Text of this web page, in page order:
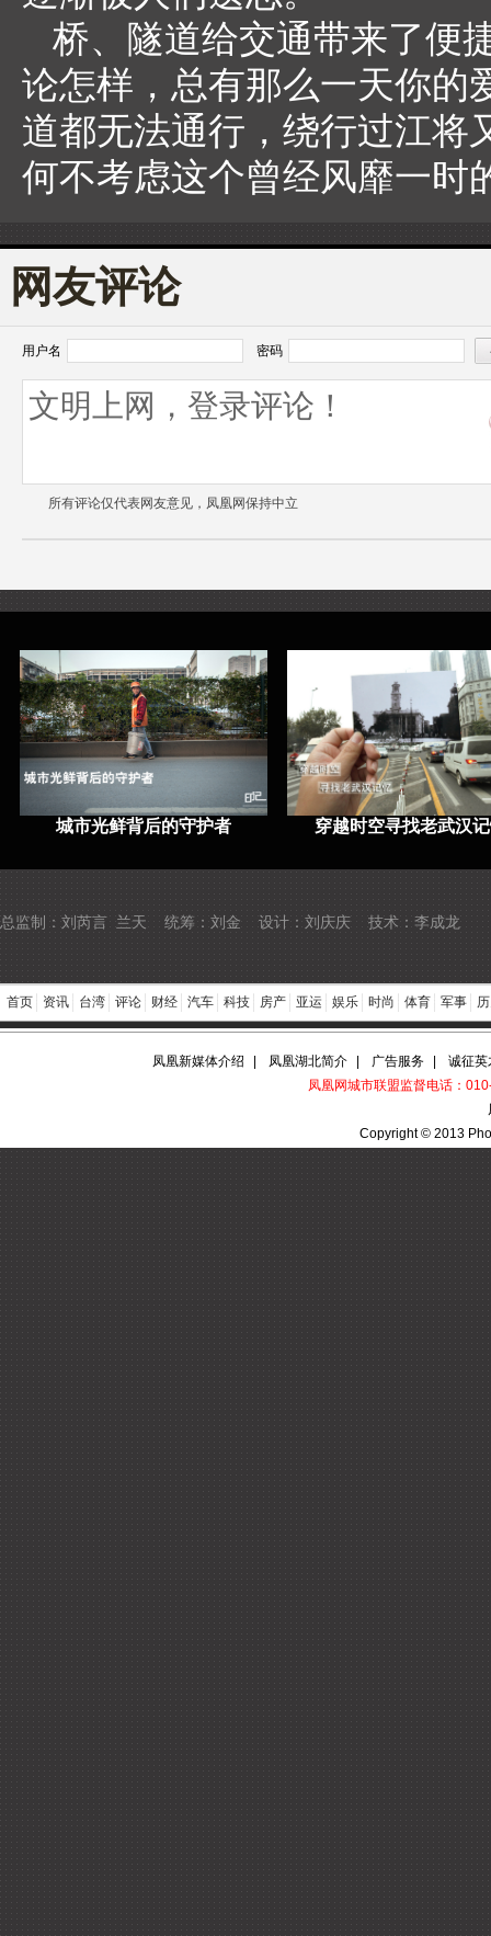
桥、隧道给交通带来了便
论怎样，总有那么一天你的
道都无法通行，绕行过江将
何不考虑这个曾经风靡一时
网友评论
用户名 密码
所有评论仅代表网友意见，凤凰网保持中立
城市光鲜背后的守护者 穿越时空寻找老武汉
总监制：刘芮言 兰天 统筹：刘金 设计：刘庆庆 技术：李成龙
首页 资讯 台湾 评论 财经 汽车 科技 房产 亚运 娱乐 时尚 体育 军事
凤凰新媒体介绍 凤凰湖北简介 广告服务
诚征英
凤凰网城市联盟监督电话：
Copyright © 2013